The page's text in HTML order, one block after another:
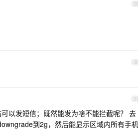
29
30
31
以发短信；既然能发为啥不能拦截呢？ 去
到2g，然后能显示区域内所有手机